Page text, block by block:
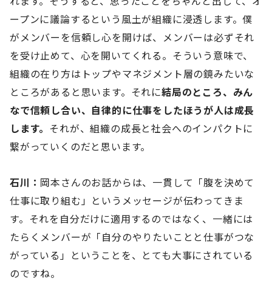
ープンに議論するという風土が組織に浸透します。僕
がメンバーを信頼し心を開けば、メンバーは必ずそれ
を受け止めて、心を開いてくれる。そういう意味で、
組織の在り方はトップやマネジメント層の鏡みたいな
ところがあると思います。それに結局のところ、みん
なで信頼し合い、自律的に仕事をしたほうが人は成長
します。 それが、組織の成長と社会へのインパクトに
繋がっていくのだと思います。
石川： 岡本さんのお話からは、一貫して「腹を決めて
仕事に取り組む」というメッセージが伝わってきま
す。それを自分だけに適用するのではなく、一緒には
たらくメンバーが「自分のやりたいことと仕事がつな
がっている」ということを、とても大事にされている
のですね。